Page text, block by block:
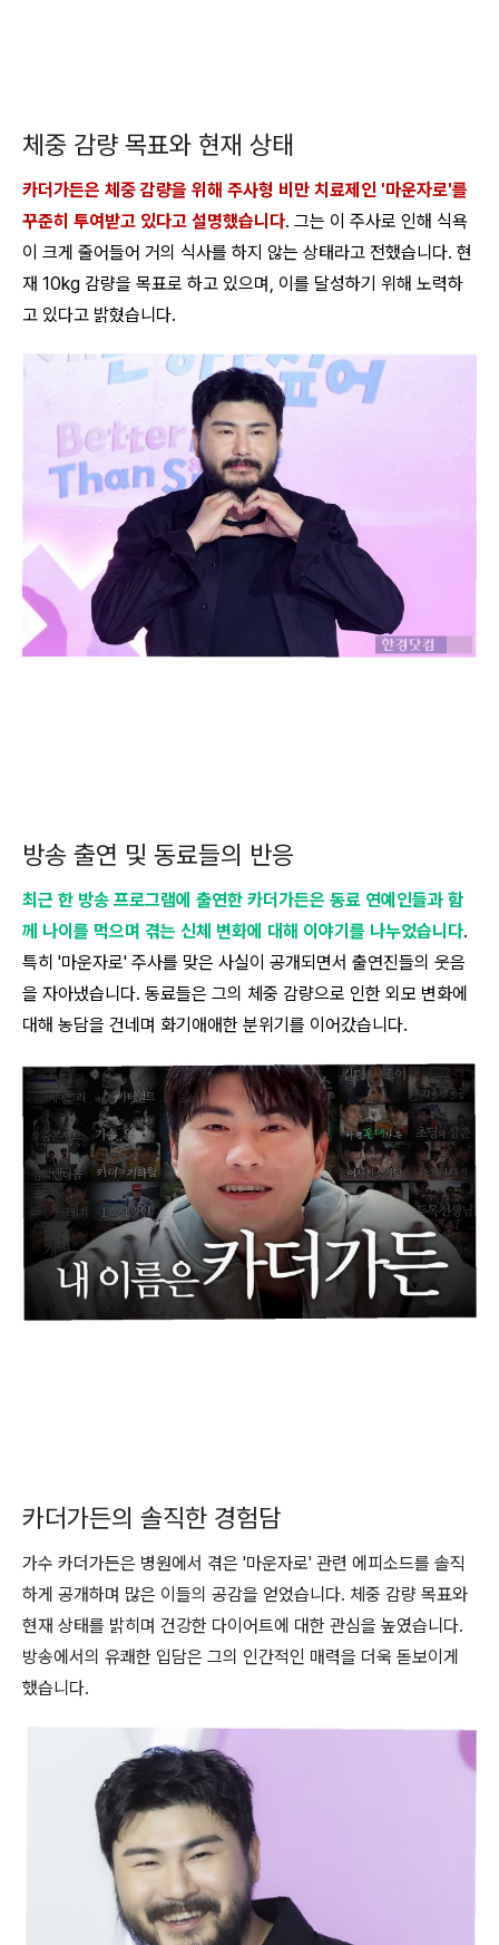
체중 감량 목표와 현재 상태
카더가든은 체중 감량을 위해 주사형 비만 치료제인 '마운자로'를
꾸준히 투여받고 있다고 설명했습니다. 그는 이 주사로 인해 식욕
이 크게 줄어들어 거의 식사를 하지 않는 상태라고 전했습니다. 현
재 10kg 감량을 목표로 하고 있으며, 이를 달성하기 위해 노력하
고 있다고 밝혔습니다.
방송 출연 및 동료들의 반응
최근 한 방송 프로그램에 출연한 카더가든은 동료 연예인들과 함
께 나이를 먹으며 겪는 신체 변화에 대해 이야기를 나누었습니다.
특히 '마운자로' 주사를 맞은 사실이 공개되면서 출연진들의 웃음
을 자아냈습니다. 동료들은 그의 체중 감량으로 인한 외모 변화에
대해 농담을 건네며 화기애애한 분위기를 이어갔습니다.
카더가든의 솔직한 경험담
가수 카더가든은 병원에서 겪은 '마운자로' 관련 에피소드를 솔직
하게 공개하며 많은 이들의 공감을 얻었습니다. 체중 감량 목표와
현재 상태를 밝히며 건강한 다이어트에 대한 관심을 높였습니다.
방송에서의 유쾌한 입담은 그의 인간적인 매력을 더욱 돋보이게
했습니다.